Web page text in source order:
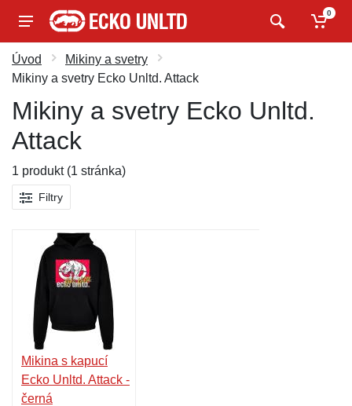
0
Úvod
Mikiny a svetry
Mikiny a svetry Ecko Unltd. Attack
Mikiny a svetry Ecko Unltd.
Attack
1 produkt (1 stránka)
Filtry
Mikina s kapucí
Ecko Unltd. Attack -
černá